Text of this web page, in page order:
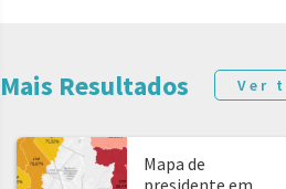
Mais Resultados Ver
Mapa de
presidente em